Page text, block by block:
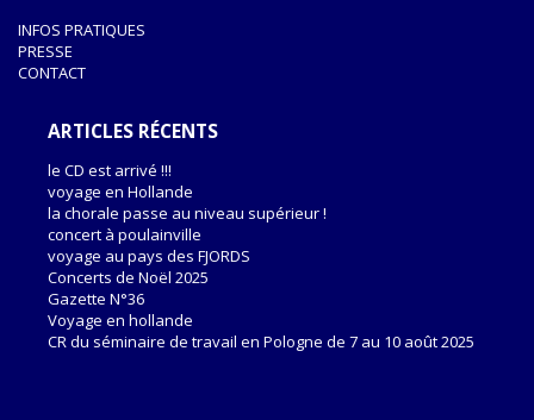
INFOS PRATIQUES
PRESSE
CONTACT
ARTICLES RÉCENTS
le CD est arrivé !!!
voyage en Hollande
la chorale passe au niveau supérieur !
concert à poulainville
voyage au pays des FJORDS
Concerts de Noël 2025
Gazette N°36
Voyage en hollande
CR du séminaire de travail en Pologne de 7 au 10 août 2025